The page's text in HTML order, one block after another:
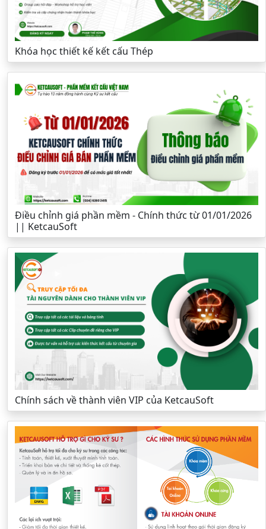
Khóa học thiết kế kết cấu Thép
Điều chỉnh giá phần mềm - Chính thức từ 01/01/2026
|| KetcauSoft
Chính sách về thành viên VIP của KetcauSoft